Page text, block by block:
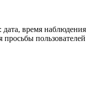
время